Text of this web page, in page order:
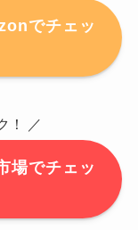
でチェッ
！ ／
場でチェッ